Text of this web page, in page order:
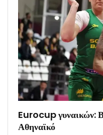
Eurocup γυναικών:
Αθηναϊκό